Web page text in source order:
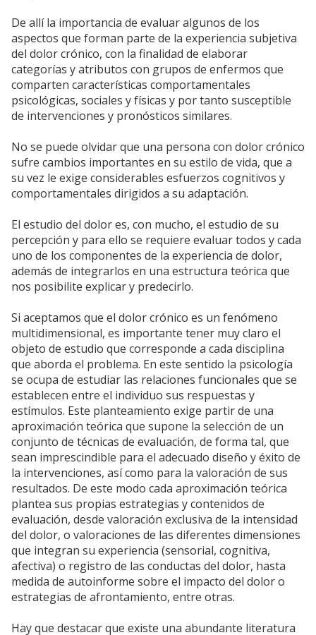
De allí la importancia de evaluar algunos de los
aspectos que forman parte de la experiencia subjetiva
del dolor crónico, con la finalidad de elaborar
categorías y atributos con grupos de enfermos que
comparten características comportamentales
psicológicas, sociales y físicas y por tanto susceptible
de intervenciones y pronósticos similares.
No se puede olvidar que una persona con dolor crónico
sufre cambios importantes en su estilo de vida, que a
su vez le exige considerables esfuerzos cognitivos y
comportamentales dirigidos a su adaptación.
El estudio del dolor es, con mucho, el estudio de su
percepción y para ello se requiere evaluar todos y cada
uno de los componentes de la experiencia de dolor,
además de integrarlos en una estructura teórica que
nos posibilite explicar y predecirlo.
Si aceptamos que el dolor crónico es un fenómeno
multidimensional, es importante tener muy claro el
objeto de estudio que corresponde a cada disciplina
que aborda el problema. En este sentido la psicología
se ocupa de estudiar las relaciones funcionales que se
establecen entre el individuo sus respuestas y
estímulos. Este planteamiento exige partir de una
aproximación teórica que supone la selección de un
conjunto de técnicas de evaluación, de forma tal, que
sean imprescindible para el adecuado diseño y éxito de
la intervenciones, así como para la valoración de sus
resultados. De este modo cada aproximación teórica
plantea sus propias estrategias y contenidos de
evaluación, desde valoración exclusiva de la intensidad
del dolor, o valoraciones de las diferentes dimensiones
que integran su experiencia (sensorial, cognitiva,
afectiva) o registro de las conductas del dolor, hasta
medida de autoinforme sobre el impacto del dolor o
estrategias de afrontamiento, entre otras.
Hay que destacar que existe una abundante literatura